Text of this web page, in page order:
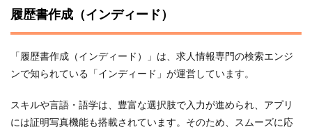
履歴書作成（インディード）
「履歴書作成（インディード）」は、求人情報専門の検索エンジ
ンで知られている「インディード」が運営しています。
スキルや言語・語学は、豊富な選択肢で入力が進められ、アプリ
には証明写真機能も搭載されています。そのため、スムーズに応